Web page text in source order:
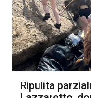
Ripulita